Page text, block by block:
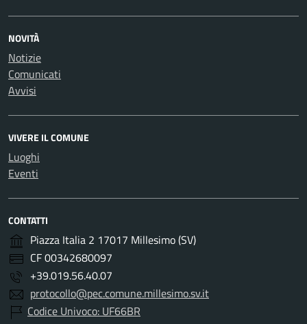
NOVITÀ
Notizie
Comunicati
Avvisi
VIVERE IL COMUNE
Luoghi
Eventi
CONTATTI
Piazza Italia 2 17017 Millesimo (SV)
CF 00342680097
+39.019.56.40.07
protocollo@pec.comune.millesimo.sv.it
Codice Univoco: UF66BR